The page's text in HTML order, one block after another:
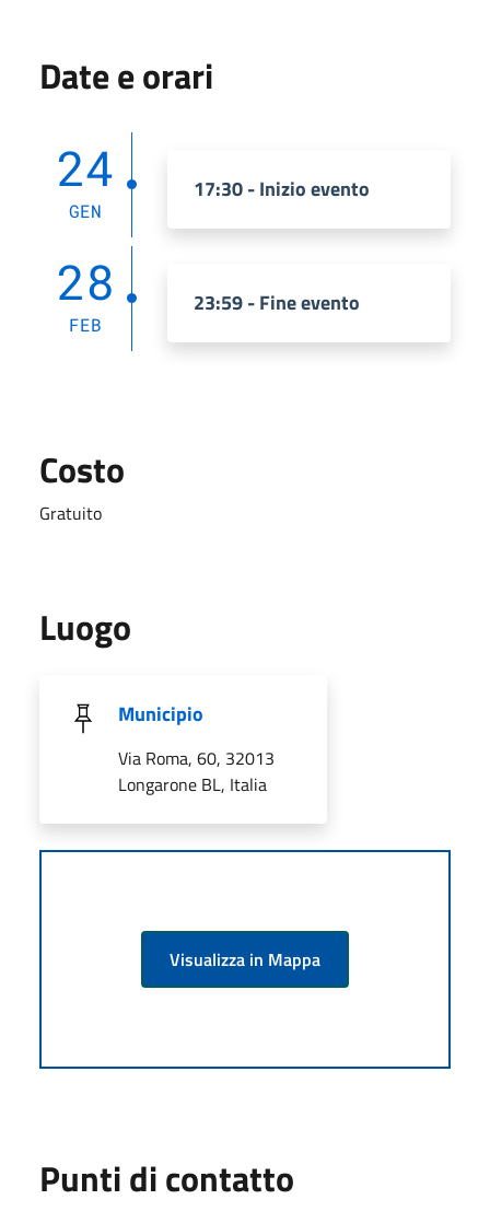
Date e orari
24
GEN
17:30 - Inizio evento
28
FEB
23:59 - Fine evento
Costo
Gratuito
Luogo
Municipio
Via Roma, 60, 32013
Longarone BL, Italia
Visualizza in Mappa
Punti di contatto